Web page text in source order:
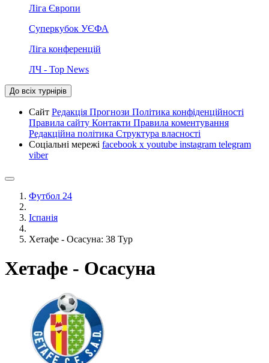
Ліга Європи
Суперкубок УЄФА
Ліга конференцій
ЛЧ - Top News
До всіх турнірів
Сайт Редакція Прогнози Політика конфіденційності
Правила сайту Контакти Правила коментування
Редакційна політика Структура власності
Соціальні мережі facebook x youtube instagram telegram
viber
Футбол 24
Іспанія
Хетафе - Осасуна: 38 Тур
Хетафе - Осасуна